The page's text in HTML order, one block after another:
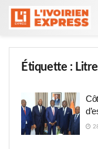
Étiquette :